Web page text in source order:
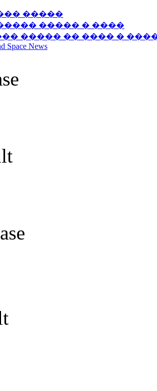
�����
����� � ����
����� �� ���� �
Space News